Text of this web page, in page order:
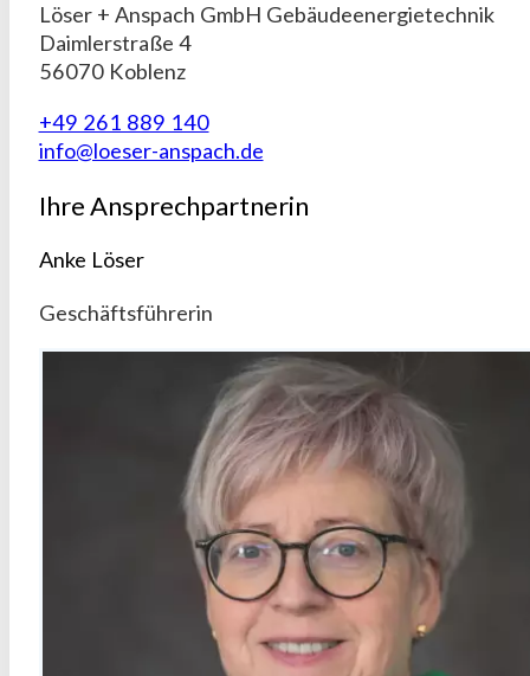
Löser + Anspach GmbH Gebäudeenergietechnik
Daimlerstraße 4
56070 Koblenz
+49 261 889 140
info@loeser-anspach.de
Ihre Ansprechpartnerin
Anke Löser
Geschäftsführerin